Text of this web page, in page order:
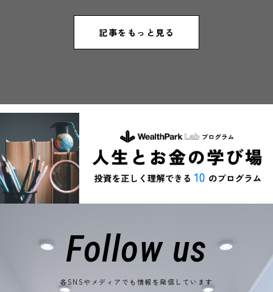
記事をもっと見る
Follow us
各SNSやメディアでも情報を発信しています